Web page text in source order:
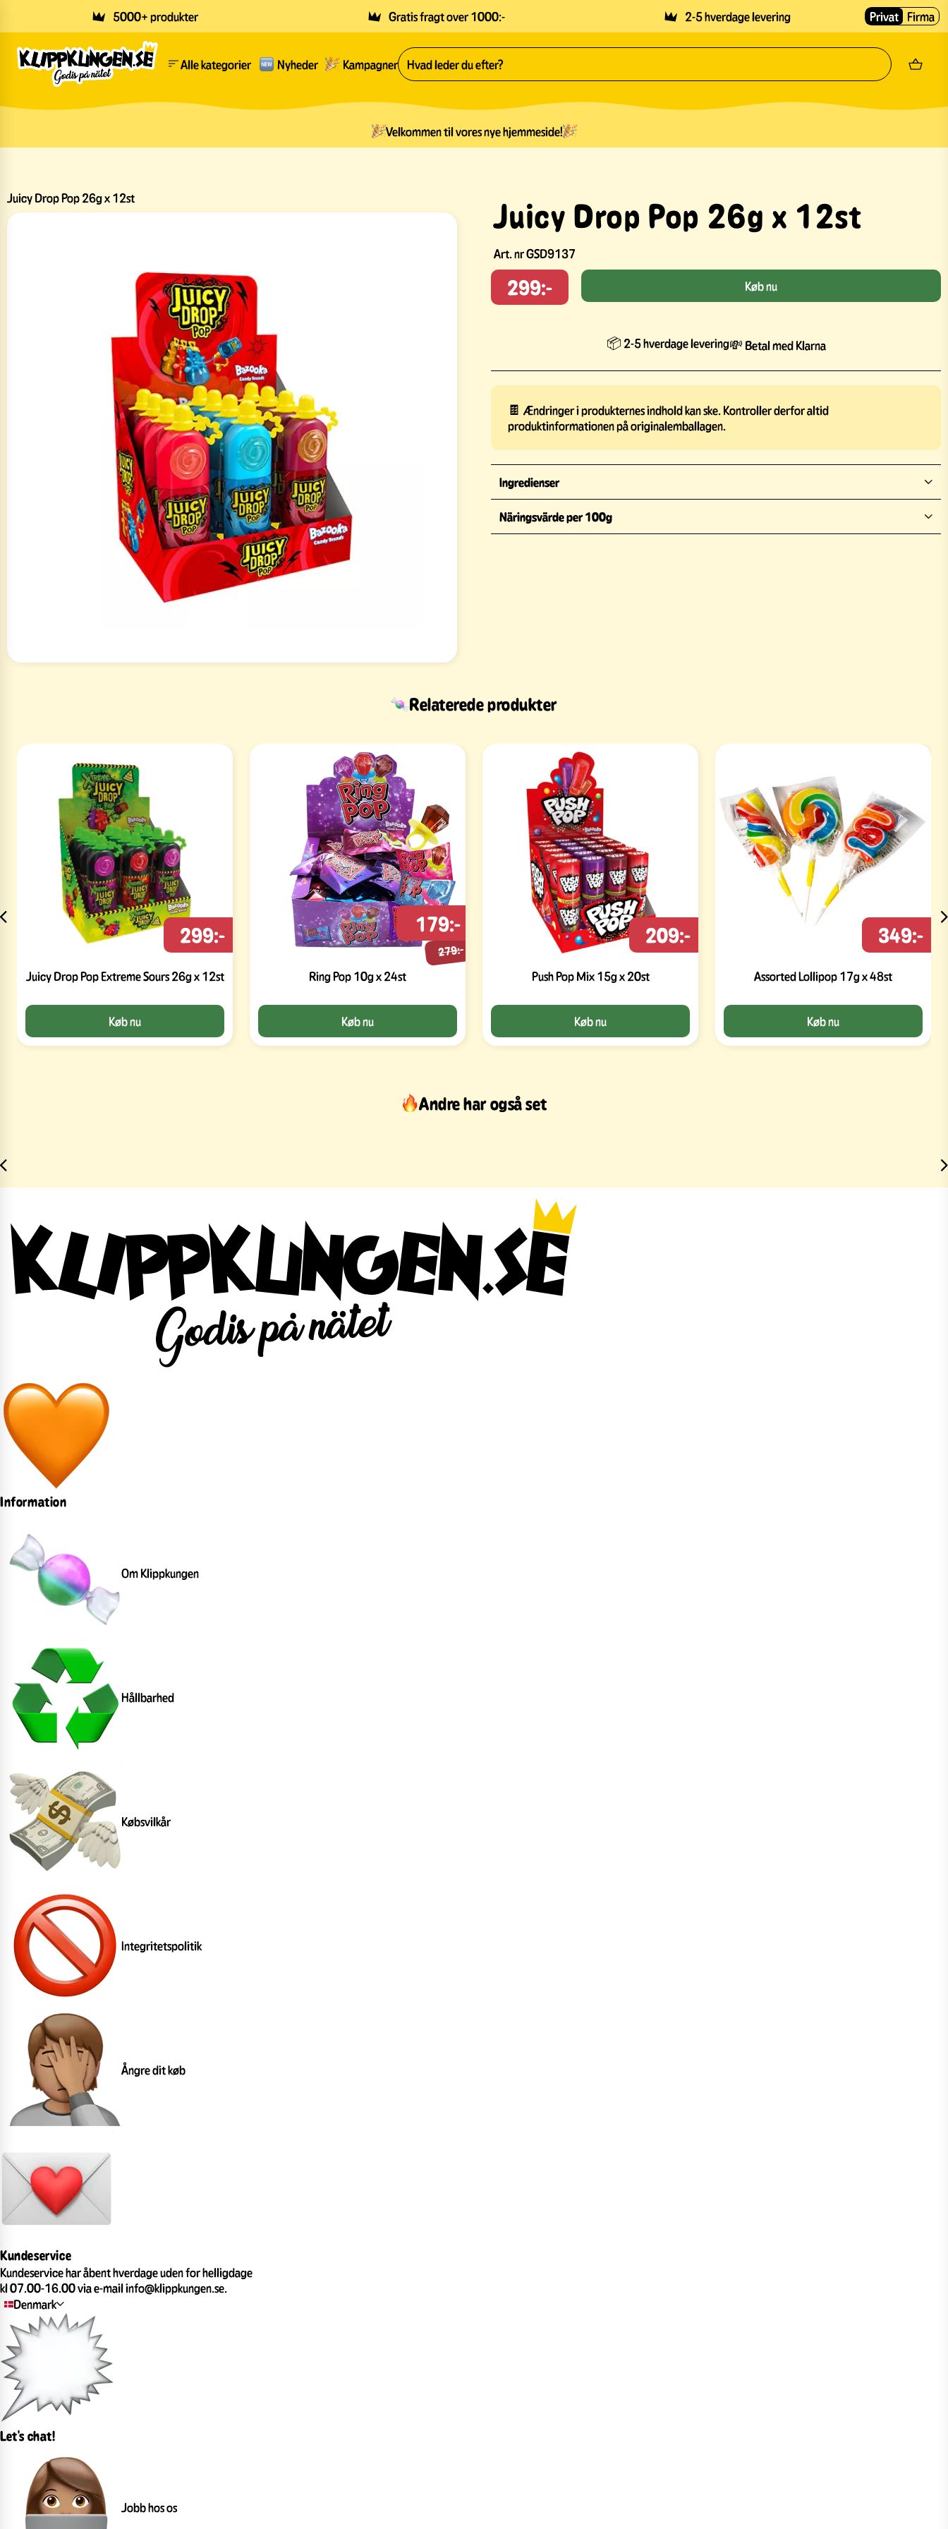
5000+ produkter Gratis fragt over 1000:- 2-5 hverdage levering Privat Firma
Alle kategorier Nyheder Kampagner
Velkommen til vores nye hjemmeside!
Juicy Drop Pop 26g x 12st Juicy Drop Pop 26g x 12st
Art. nrGSD9137
299:- Køb nu
📦 2-5 hverdage levering💸 Betal med Klarna
🍫 Ændringer i produkternes indhold kan ske. Kontroller derfor altid
produktinformationen på originalemballagen.
Ingredienser
Näringsvärde per 100g
Relaterede produkter
Juicy Drop Pop Extreme Sours 26g x 12st
299:-
Køb nu
Ring Pop 10g x 24st
279:-
179:-
Køb nu
Push Pop Mix 15g x 20st
209:-
Køb nu
Assorted Lollipop 17g x 48st
349:-
Køb nu
Andre har også set
Information
Om Klippkungen
Hållbarhed
Købsvilkår
Integritetspolitik
Ångre dit køb
Kundeservice
Kundeservice har åbent hverdage uden for helligdage
kl 07.00-16.00 via e-mail info@klippkungen.se.
Denmark
Let's chat!
Jobb hos os